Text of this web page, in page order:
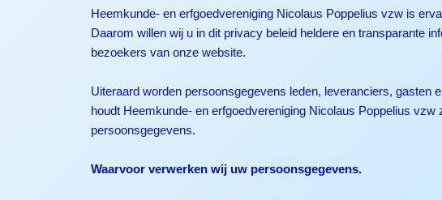
Heemkunde- en erfgoedvereniging Nicolaus Poppelius vzw is
Daarom willen wij u in dit privacy beleid heldere en transparante
bezoekers van onze website.
Uiteraard worden persoonsgegevens leden, leveranciers, gasten
houdt Heemkunde- en erfgoedvereniging Nicolaus Poppelius
persoonsgegevens.
Waarvoor verwerken wij uw persoonsgegevens.